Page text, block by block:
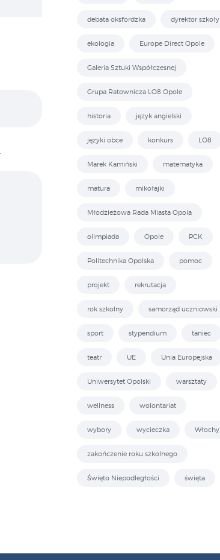
debata oksfordzka dyrektor szkoły
ekologia Europe Direct Opole
Galeria Sztuki Współczesnej
Grupa Ratownicza LO8 Opole
historia język angielski
języki obce konkurs LO8
Marek Kamiński matematyka
matura mikołajki
Młodzieżowa Rada Miasta Opola
olimpiada Opole PCK
Politechnika Opolska pomoc
projekt rekrutacja
rok szkolny samorząd uczniowski
sport stypendium taniec
teatr UE Unia Europejska
Uniwersytet Opolski warsztaty
wellness wolontariat
wybory wycieczka Włochy
zakończenie roku szkolnego
Święto Niepodległości święta